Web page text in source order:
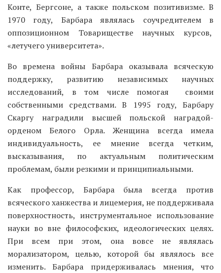
Конте, Бергсоне, а также польском позитивизме. В
1970 году, Барбара являлась соучредителем в
оппозиционном Товариществе научных курсов,
«летучего университета».
Во времена войны Барбара оказывала всяческую
поддержку, развитию независимых научных
исследований, в том числе помогая своими
собственными средствами. В 1995 году, Барбару
Скаргу наградили высшей польской наградой-
орденом Белого Орла. Женщина всегда имела
индивидуальность, ее мнение всегда четким,
высказывания, по актуальным политическим
проблемам, были резкими и принципиальными.
Как профессор, Барбара была всегда против
всяческого ханжества и лицемерия, не поддерживала
поверхностность, инструментальное использование
науки во вне философских, идеологических целях.
При всем при этом, она вовсе не являлась
морализатором, целью, которой бы являлось все
изменить. Барбара придерживалась мнения, что